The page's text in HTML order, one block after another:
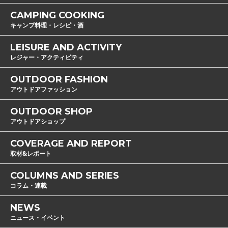
CAMPING COOKING
キャンプ料理・レシピ・酒
LEISURE AND ACTIVITY
レジャー・アクティビティ
OUTDOOR FASHION
アウトドアファッション
OUTDOOR SHOP
アウトドアショップ
COVERAGE AND REPORT
取材&レポート
COLUMNS AND SERIES
コラム・連載
NEWS
ニュース・イベント